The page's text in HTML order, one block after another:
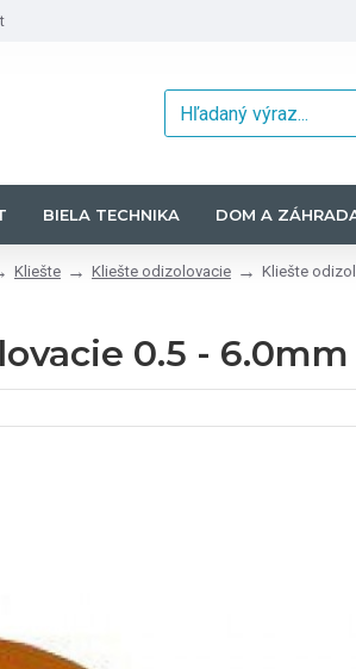
BIELA TECHNIKA DOM A
Kliešte Kliešte odizolovacie Kliešte
0.5 -